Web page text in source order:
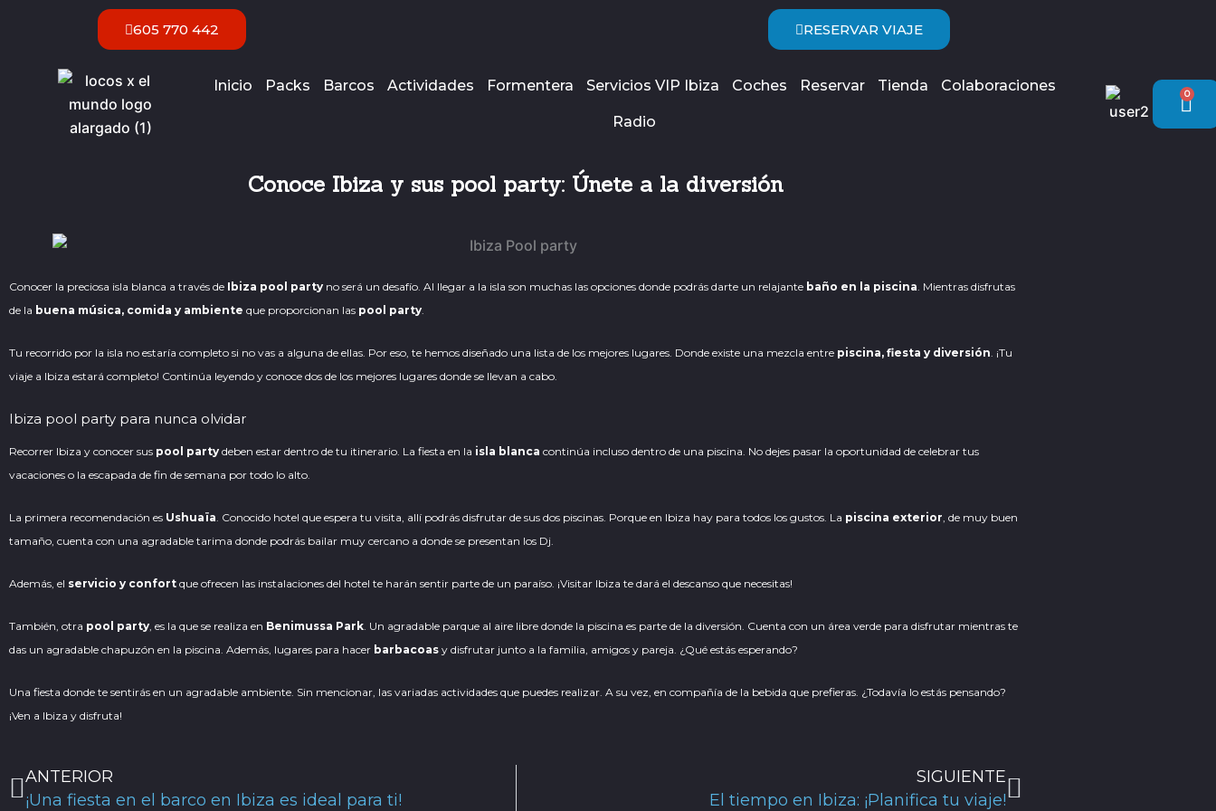
605 770 442 RESERVAR VIAJE
Inicio Packs Barcos Actividades Formentera Servicios VIP Ibiza Coches Reservar Tienda Colaboraciones
Radio
0
Conoce Ibiza y sus pool party: Únete a la diversión
Conocer la preciosa isla blanca a través de Ibiza pool party no será un desafío. Al llegar a la isla son muchas las opciones donde podrás darte un relajante baño en la piscina . Mientras disfrutas
de la buena música, comida y ambiente que proporcionan las pool party
Tu recorrido por la isla no estaría completo si no vas a alguna de ellas. Por eso, te hemos diseñado una lista de los mejores lugares. Donde existe una mezcla entre piscina, fiesta y diversión . ¡Tu
viaje a Ibiza estará completo! Continúa leyendo y conoce dos de los mejores lugares donde se llevan a cabo.
Ibiza pool party para nunca olvidar
Recorrer Ibiza y conocer sus pool party deben estar dentro de tu itinerario. La fiesta en la isla blanca continúa incluso dentro de una piscina. No dejes pasar la oportunidad de celebrar tus
vacaciones o la escapada de fin de semana por todo lo alto.
La primera recomendación es Ushuaïa. Conocido hotel que espera tu visita, allí podrás disfrutar de sus dos piscinas. Porque en Ibiza hay para todos los gustos. La piscina exterior, de muy buen
tamaño, cuenta con una agradable tarima donde podrás bailar muy cercano a donde se presentan los Dj.
Además, el servicio y confort que ofrecen las instalaciones del hotel te harán sentir parte de un paraíso. ¡Visitar Ibiza te dará el descanso que necesitas!
También, otra pool party, es la que se realiza en Benimussa Park. Un agradable parque al aire libre donde la piscina es parte de la diversión. Cuenta con un área verde para disfrutar mientras te
das un agradable chapuzón en la piscina. Además, lugares para hacer barbacoas y disfrutar junto a la familia, amigos y pareja. ¿Qué estás esperando?
Una fiesta donde te sentirás en un agradable ambiente. Sin mencionar, las variadas actividades que puedes realizar. A su vez, en compañía de la bebida que prefieras. ¿Todavía lo estás pensando?
¡Ven a Ibiza y disfruta!
Ant
ANTERIOR
¡Una fiesta en el barco en Ibiza es ideal para ti!
SIGUIENTE
El tiempo en Ibiza: ¡Planifica tu viaje!
Siguiente